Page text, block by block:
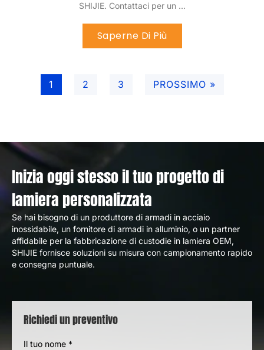
SHIJIE. Contattaci per un ...
Saperne Di Più
1 2 3 PROSSIMO »
Inizia oggi stesso il tuo progetto di
lamiera personalizzata
Se hai bisogno di un produttore di armadi in acciaio
inossidabile, un fornitore di armadi in alluminio, o un partner
affidabile per la fabbricazione di custodie in lamiera OEM,
SHIJIE fornisce soluzioni su misura con campionamento rapido
e consegna puntuale.
Richiedi un preventivo
Il tuo nome *